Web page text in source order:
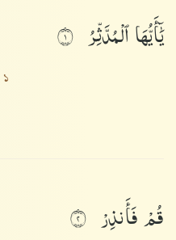
يَٰٓأَيُّهَاٱلْمُدَّثِّرُ ١
১
قُمْفَأَنذِرْ ٢